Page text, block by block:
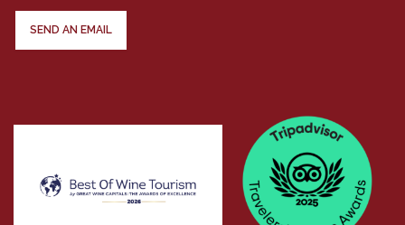
SEND AN EMAIL